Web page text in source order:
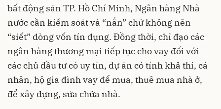
bất động sản TP. Hồ Chí Minh, Ngân hàng Nhà
nước cần kiểm soát và “nắn” chứ không nên
“siết” dòng vốn tín dụng. Đồng thời, chỉ đạo các
ngân hàng thương mại tiếp tục cho vay đối với
các chủ đầu tư có uy tín, dự án có tính khả thi, cá
nhân, hộ gia đình vay để mua, thuê mua nhà ở,
để xây dựng, sửa chữa nhà.